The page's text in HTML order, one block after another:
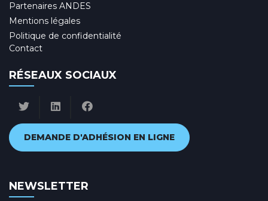
Partenaires ANDES
Mentions légales
Politique de confidentialité
Contact
RÉSEAUX SOCIAUX
DEMANDE D'ADHÉSION EN LIGNE
NEWSLETTER